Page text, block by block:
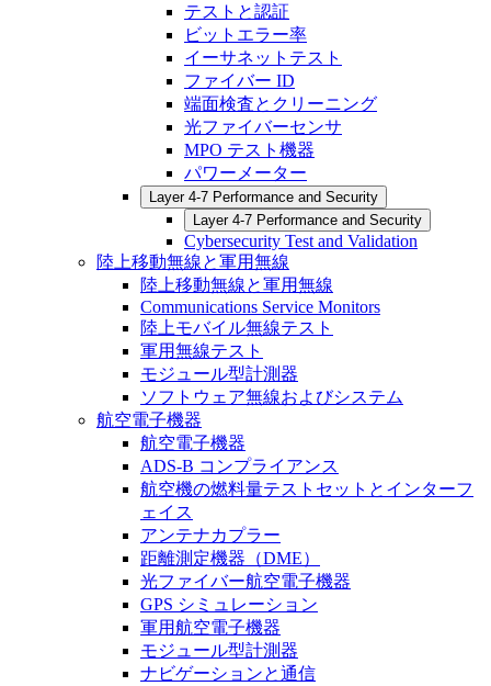
テストと認証
ビットエラー率
イーサネットテスト
ファイバー ID
端面検査とクリーニング
光ファイバーセンサ
MPO テスト機器
パワーメーター
Layer 4-7 Performance and Security
Layer 4-7 Performance and Security
Cybersecurity Test and Validation
陸上移動無線と軍用無線
陸上移動無線と軍用無線
Communications Service Monitors
陸上モバイル無線テスト
軍用無線テスト
モジュール型計測器
ソフトウェア無線およびシステム
航空電子機器
航空電子機器
ADS-B コンプライアンス
航空機の燃料量テストセットとインターフ
ェイス
アンテナカプラー
距離測定機器（DME）
光ファイバー航空電子機器
GPS シミュレーション
軍用航空電子機器
モジュール型計測器
ナビゲーションと通信